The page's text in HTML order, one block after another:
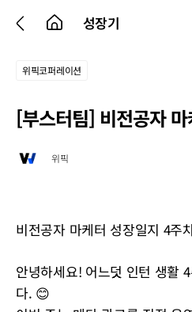
성장기
위픽코퍼레이션
[부스터팀] 비전공자
위픽
비전공자 마케터 성장일지 4주
안녕하세요! 어느덧 인턴 생활
다. 😊